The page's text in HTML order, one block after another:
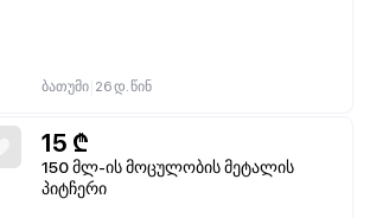
ბათუმი 26 დ. წინ
15 ₾
150 მლ-ის მოცულობის მეტალის
პიტჩერი